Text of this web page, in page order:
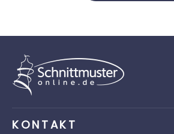
KONTAKT